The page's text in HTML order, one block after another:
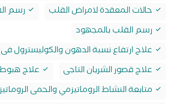
حالات المعقدة لامراض القلب
رسم
رسم القلب بالمجهود
علاج ارتفاع نسبة الدهون والكوليسترول فى
علاج قصور الشريان التاجى
علاج
متابعة النشاط الروماتيزمي والحمى